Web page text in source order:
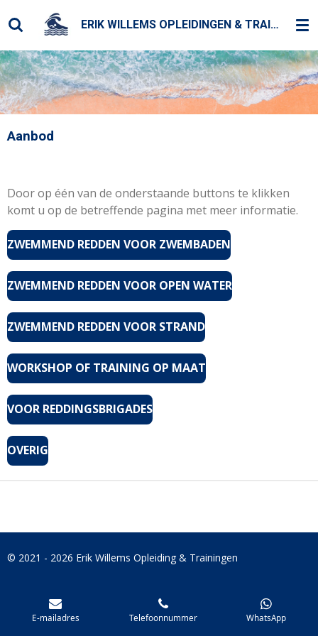
direct
naar
de
hoofdinhoud
ERIK WILLEMS OPLEIDINGEN & TRAININGEN
Aanbod
Door op één van de onderstaande buttons te klikken
komt u op de betreffende pagina met meer informatie.
ZWEMMEND REDDEN VOOR ZWEMBADEN
ZWEMMEND REDDEN VOOR OPEN WATER
ZWEMMEND REDDEN VOOR STRAND
WORKSHOP OF TRAINING OP MAAT
VOOR REDDINGSBRIGADES
OVERIG
© 2021 - 2026 Erik Willems Opleiding & Trainingen
E-mailadres Telefoonnummer WhatsApp